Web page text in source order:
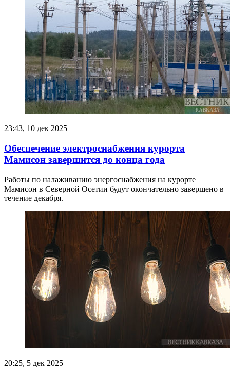
23:43, 10 дек 2025
Обеспечение электроснабжения курорта
Мамисон завершится до конца года
Работы по налаживанию энергоснабжения на курорте
Мамисон в Северной Осетии будут окончательно завершено в
течение декабря.
20:25, 5 дек 2025